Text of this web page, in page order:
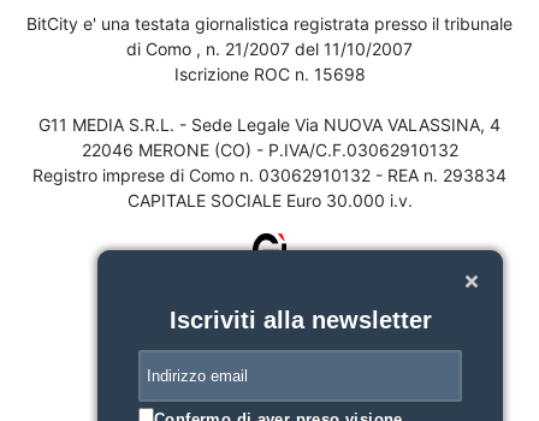
BitCity e' una testata giornalistica registrata presso il tribunale
di Como , n. 21/2007 del 11/10/2007
Iscrizione ROC n. 15698
G11 MEDIA S.R.L. - Sede Legale Via NUOVA VALASSINA, 4
22046 MERONE (CO) - P.IVA/C.F.03062910132
Registro imprese di Como n. 03062910132 - REA n. 293834
CAPITALE SOCIALE Euro 30.000 i.v.
Iscriviti alla newsletter